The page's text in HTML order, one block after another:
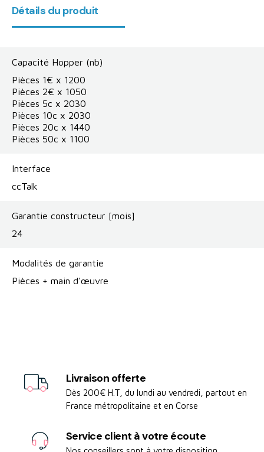
Détails du produit
Capacité Hopper (nb)
Pièces 1€ x 1200
Pièces 2€ x 1050
Pièces 5c x 2030
Pièces 10c x 2030
Pièces 20c x 1440
Pièces 50c x 1100
Interface
ccTalk
Garantie constructeur [mois]
24
Modalités de garantie
Pièces + main d'œuvre
Livraison offerte
Dès 200€ H.T, du lundi au vendredi, partout en
France métropolitaine et en Corse
Service client à votre écoute